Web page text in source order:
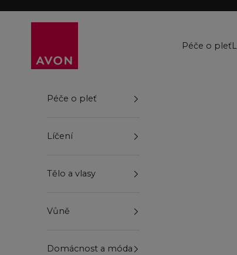
Péče o pleť
Péče o pleť
Líčení
Tělo a vlasy
Vůně
Domácnost a móda